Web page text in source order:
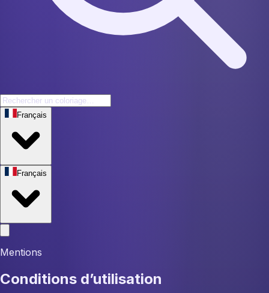
Français
Français
Mentions
Conditions d’utilisation